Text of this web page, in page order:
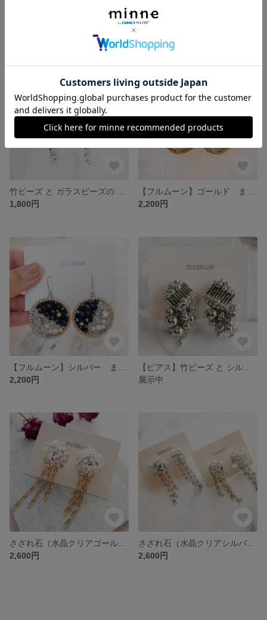
【ホワイトワート】ピアス/イヤリング
1,800円
2,200円
2,200円
展示中
2,600円
2,600円